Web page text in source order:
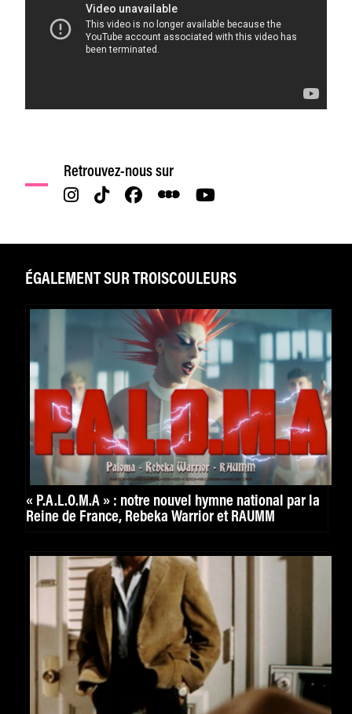
Retrouvez-nous sur
ÉGALEMENT SUR TROISCOULEURS
« P.A.L.O.M.A » : notre nouvel hymne national par la
Reine de France, Rebeka Warrior et RAUMM